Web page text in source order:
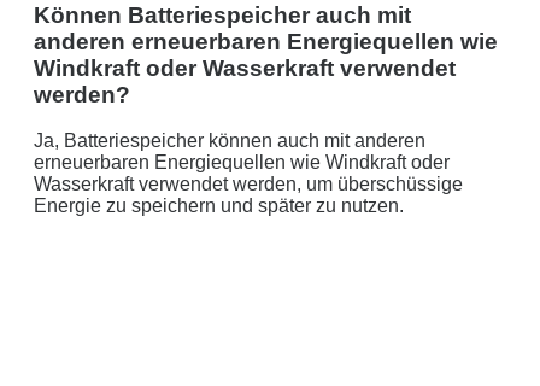
Können Batteriespeicher auch mit
anderen erneuerbaren Energiequellen wie
Windkraft oder Wasserkraft verwendet
werden?
Ja, Batteriespeicher können auch mit anderen
erneuerbaren Energiequellen wie Windkraft oder
Wasserkraft verwendet werden, um überschüssige
Energie zu speichern und später zu nutzen.